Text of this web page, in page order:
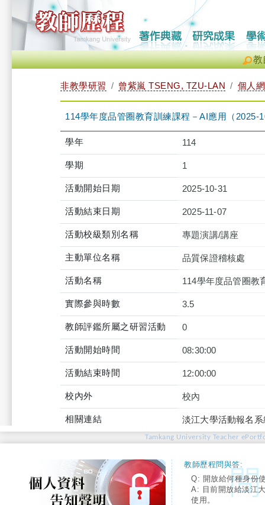
教
非教學研習 曾紫嵐 TSENG, TZU-LAN 個人
114學年度品管圈教育訓練課程－AI應用（
學年 114
學期 1
活動開始日期 2025-10-31
活動結束日期 2025-11-07
活動校級類別名稱 專題演講/講座
主動單位名稱 品質保證稽核處
活動名稱 114學年度品管圈教
實際參與時數 3.5
教師評鑑所屬之研習活動 0
活動開始時間 08:30:00
活動結束時間 12:00:00
校內外 校內
相關連結 淡江大學活動報名
Tamkang University Teacher
教師歷程問與答:
Q: 開放給何種身份
A: 目前開放給淡江
使用。